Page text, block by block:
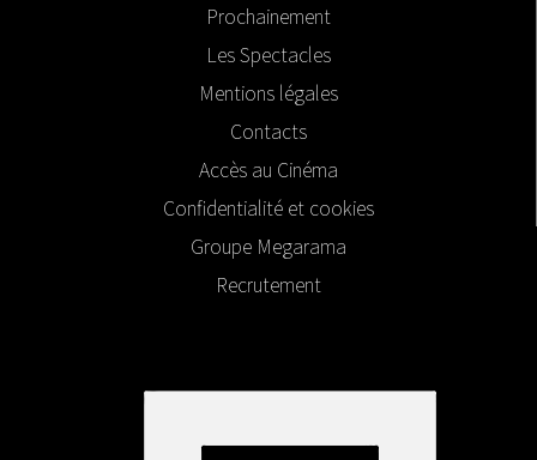
Prochainement
Les Spectacles
Mentions légales
Contacts
Accès au Cinéma
Confidentialité et cookies
Groupe Megarama
Recrutement